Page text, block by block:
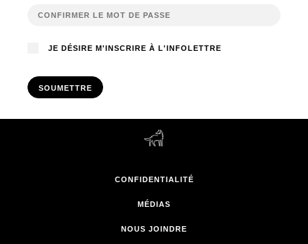
JE DÉSIRE M'INSCRIRE À L'INFOLETTRE
SOUMETTRE
CONFIDENTIALITÉ
MÉDIAS
NOUS JOINDRE